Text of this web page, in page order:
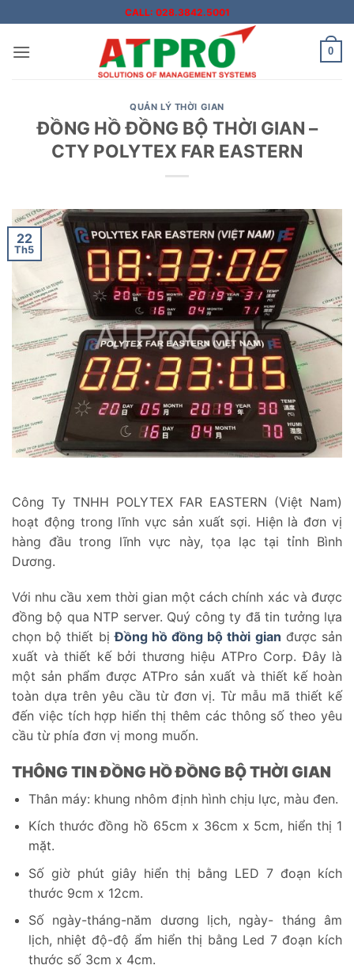
qua
nội
CALL: 028.3842.5001
0
QUẢN LÝ THỜI GIAN
ĐỒNG HỒ ĐỒNG BỘ THỜI GIAN –
CTY POLYTEX FAR EASTERN
22
Th5
Công Ty TNHH POLYTEX FAR EASTERN (Việt Nam)
hoạt động trong lĩnh vực sản xuất sợi. Hiện là đơn vị
hàng đầu trong lĩnh vực này, tọa lạc tại tỉnh Bình
Dương.
Với nhu cầu xem thời gian một cách chính xác và được
đồng bộ qua NTP server. Quý công ty đã tin tưởng lựa
chọn bộ thiết bịĐồng hồ đồng bộ thời gian được sản
xuất và thiết kế bởi thương hiệu ATPro Corp. Đây là
một sản phẩm được ATPro sản xuất và thiết kế hoàn
toàn dựa trên yêu cầu từ đơn vị. Từ mẫu mã thiết kế
đến việc tích hợp hiển thị thêm các thông số theo yêu
cầu từ phía đơn vị mong muốn.
THÔNG TIN ĐỒNG HỒ ĐỒNG BỘ THỜI GIAN
Thân máy: khung nhôm định hình chịu lực, màu đen.
Kích thước đồng hồ 65cm x 36cm x 5cm, hiển thị 1
mặt.
Số giờ phút giây hiển thị bằng LED 7 đoạn kích
thước 9cm x 12cm.
Số ngày-tháng-năm dương lịch, ngày- tháng âm
lịch, nhiệt độ-độ ẩm hiển thị bằng Led 7 đoạn kích
thước số 3cm x 4cm.